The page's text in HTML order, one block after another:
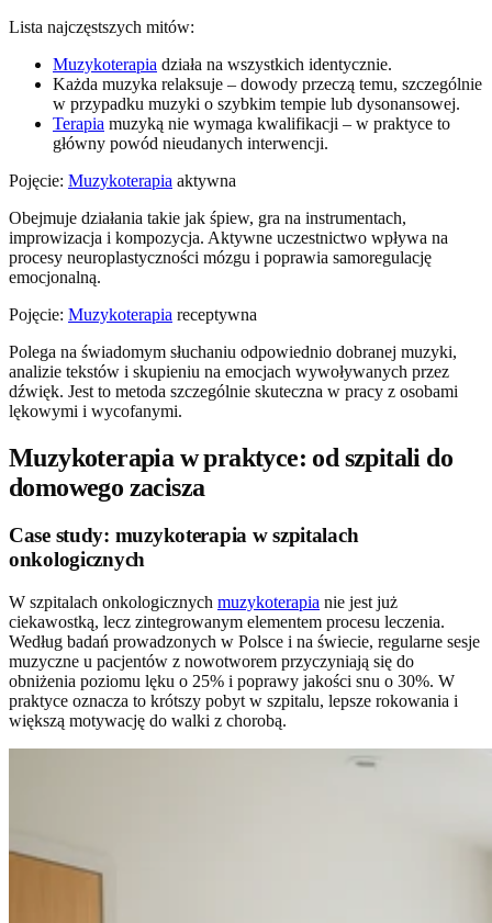
Lista najczęstszych mitów:
Muzykoterapia działa na wszystkich identycznie.
Każda muzyka relaksuje – dowody przeczą temu, szczególnie
w przypadku muzyki o szybkim tempie lub dysonansowej.
Terapia muzyką nie wymaga kwalifikacji – w praktyce to
główny powód nieudanych interwencji.
Pojęcie: Muzykoterapia aktywna
Obejmuje działania takie jak śpiew, gra na instrumentach,
improwizacja i kompozycja. Aktywne uczestnictwo wpływa na
procesy neuroplastyczności mózgu i poprawia samoregulację
emocjonalną.
Pojęcie: Muzykoterapia receptywna
Polega na świadomym słuchaniu odpowiednio dobranej muzyki,
analizie tekstów i skupieniu na emocjach wywoływanych przez
dźwięk. Jest to metoda szczególnie skuteczna w pracy z osobami
lękowymi i wycofanymi.
Muzykoterapia w praktyce: od szpitali do
domowego zacisza
Case study: muzykoterapia w szpitalach
onkologicznych
W szpitalach onkologicznych muzykoterapia nie jest już
ciekawostką, lecz zintegrowanym elementem procesu leczenia.
Według badań prowadzonych w Polsce i na świecie, regularne sesje
muzyczne u pacjentów z nowotworem przyczyniają się do
obniżenia poziomu lęku o 25% i poprawy jakości snu o 30%. W
praktyce oznacza to krótszy pobyt w szpitalu, lepsze rokowania i
większą motywację do walki z chorobą.